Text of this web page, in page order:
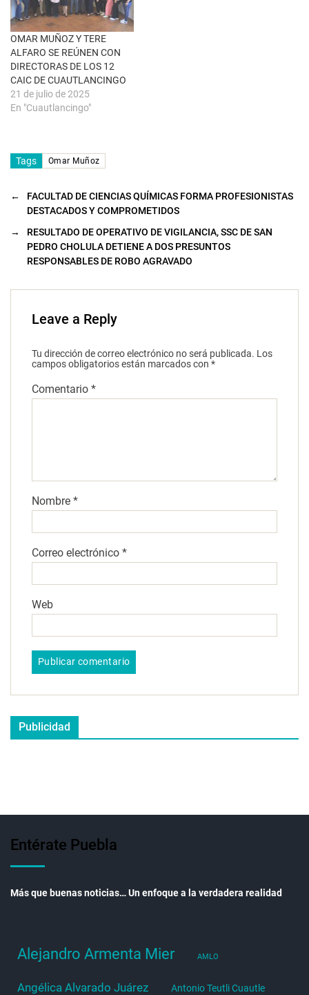
v
e
t
a
n
a
n
u
e
v
a
)
OMAR MUÑOZ Y TERE
ALFARO SE REÚNEN CON
DIRECTORAS DE LOS 12
CAIC DE CUAUTLANCINGO
21 de julio de 2025
En "Cuautlancingo"
Tags Omar Muñoz
←
FACULTAD DE CIENCIAS QUÍMICAS FORMA PROFESIONISTAS
DESTACADOS Y COMPROMETIDOS
→
RESULTADO DE OPERATIVO DE VIGILANCIA, SSC DE SAN
PEDRO CHOLULA DETIENE A DOS PRESUNTOS
RESPONSABLES DE ROBO AGRAVADO
Leave a Reply
Tu dirección de correo electrónico no será publicada. Los
campos obligatorios están marcados con *
Comentario *
Nombre *
Correo electrónico *
Web
Publicidad
Entérate Puebla
Más que buenas noticias… Un enfoque a la verdadera realidad
Alejandro Armenta Mier AMLO
Angélica Alvarado Juárez Antonio Teutli Cuautle